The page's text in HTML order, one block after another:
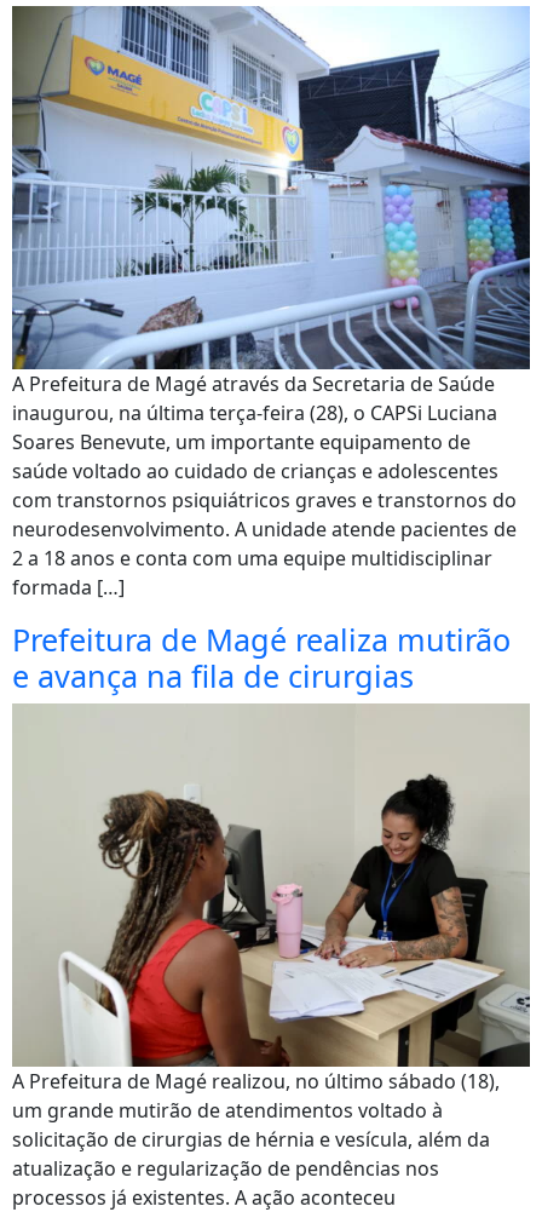
A Prefeitura de Magé através da Secretaria de Saúde
inaugurou, na última terça-feira (28), o CAPSi Luciana
Soares Benevute, um importante equipamento de
saúde voltado ao cuidado de crianças e adolescentes
com transtornos psiquiátricos graves e transtornos do
neurodesenvolvimento. A unidade atende pacientes de
2 a 18 anos e conta com uma equipe multidisciplinar
formada […]
Prefeitura de Magé realiza mutirão
e avança na fila de cirurgias
A Prefeitura de Magé realizou, no último sábado (18),
um grande mutirão de atendimentos voltado à
solicitação de cirurgias de hérnia e vesícula, além da
atualização e regularização de pendências nos
processos já existentes. A ação aconteceu